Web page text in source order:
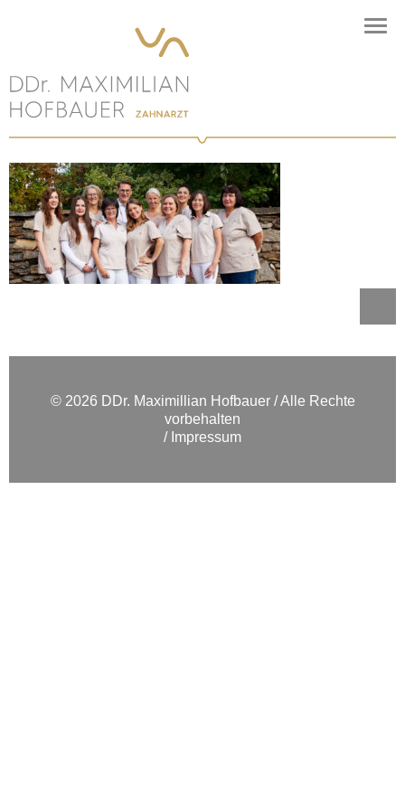
© 2026 DDr. Maximillian Hofbauer / Alle Rechte
vorbehalten
Impressum